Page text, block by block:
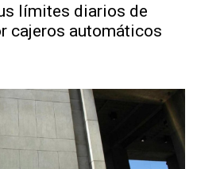
límites diarios de
cajeros automáticos